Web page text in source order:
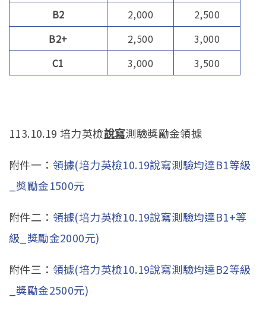
B2
2,000
2,500
B2+
2,500
3,000
C1
3,000 3,500
113.10.19 培力英檢說寫測驗獎勵金領據
附件一： 領據(培力英檢10.19說寫測驗均達B1等級
_獎勵金1500元
附件二： 領據(培力英檢10.19說寫測驗均達B1+等
級_獎勵金2000元)
附件三： 領據(培力英檢10.19說寫測驗均達B2等級
_獎勵金2500元)